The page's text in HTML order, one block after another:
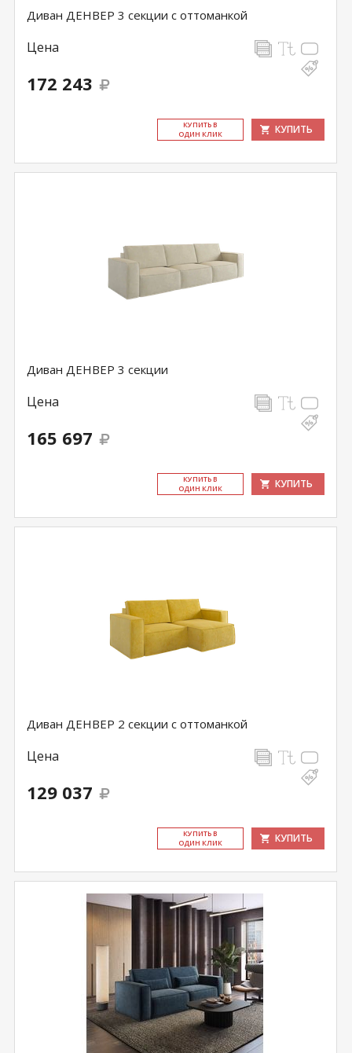
Диван ДЕНВЕР 3 секции с оттоманкой
Цена
172 243
КУ­ПИТЬ В
ОДИН КЛИК
КУПИТЬ
Диван ДЕНВЕР 3 секции
Цена
165 697
КУ­ПИТЬ В
ОДИН КЛИК
КУПИТЬ
Диван ДЕНВЕР 2 секции с оттоманкой
Цена
129 037
КУ­ПИТЬ В
ОДИН КЛИК
КУПИТЬ